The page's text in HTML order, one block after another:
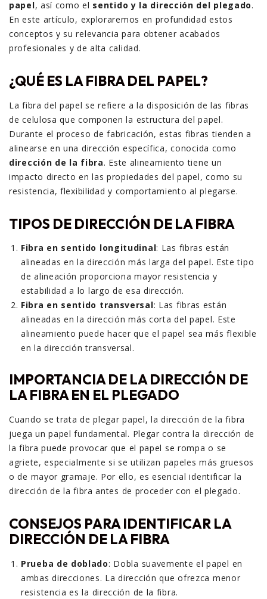
papel, así como el sentido y la dirección del plegado.
En este artículo, exploraremos en profundidad estos
conceptos y su relevancia para obtener acabados
profesionales y de alta calidad.
¿QUÉ ES LA FIBRA DEL PAPEL?
La fibra del papel se refiere a la disposición de las fibras
de celulosa que componen la estructura del papel.
Durante el proceso de fabricación, estas fibras tienden a
alinearse en una dirección específica, conocida como
dirección de la fibra. Este alineamiento tiene un
impacto directo en las propiedades del papel, como su
resistencia, flexibilidad y comportamiento al plegarse.
TIPOS DE DIRECCIÓN DE LA FIBRA
Fibra en sentido longitudinal: Las fibras están
alineadas en la dirección más larga del papel. Este tipo
de alineación proporciona mayor resistencia y
estabilidad a lo largo de esa dirección.
Fibra en sentido transversal: Las fibras están
alineadas en la dirección más corta del papel. Este
alineamiento puede hacer que el papel sea más flexible
en la dirección transversal.
IMPORTANCIA DE LA DIRECCIÓN DE
LA FIBRA EN EL PLEGADO
Cuando se trata de plegar papel, la dirección de la fibra
juega un papel fundamental. Plegar contra la dirección de
la fibra puede provocar que el papel se rompa o se
agriete, especialmente si se utilizan papeles más gruesos
o de mayor gramaje. Por ello, es esencial identificar la
dirección de la fibra antes de proceder con el plegado.
CONSEJOS PARA IDENTIFICAR LA
DIRECCIÓN DE LA FIBRA
Prueba de doblado: Dobla suavemente el papel en
ambas direcciones. La dirección que ofrezca menor
resistencia es la dirección de la fibra.